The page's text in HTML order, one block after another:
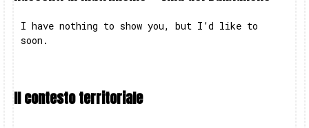
I have nothing to show you, but I’d like to
soon.
Il contesto territoriale